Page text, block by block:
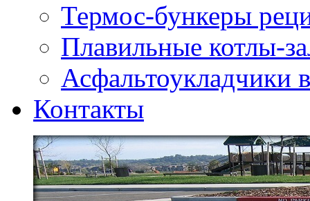
Термос-бункеры
Плавильные котлы-
Асфальтоукладчики
Контакты